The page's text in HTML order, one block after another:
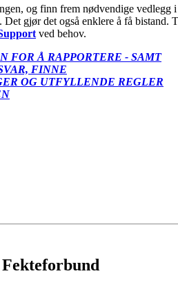
og finn frem nødvendige vedlegg i
gjør det også enklere å få bistand.
ved behov.
FOR Å RAPPORTERE - SAMT
FINNE
OG UTFYLLENDE REGLER